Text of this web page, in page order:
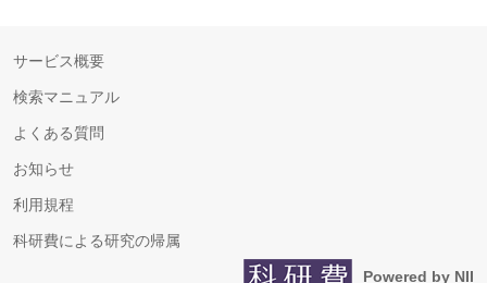
サービス概要
検索マニュアル
よくある質問
お知らせ
利用規程
科研費による研究の帰属
Powered by NII